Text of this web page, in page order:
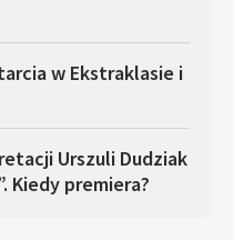
w Ekstraklasie i
Urszuli Dudziak
Kiedy premiera?